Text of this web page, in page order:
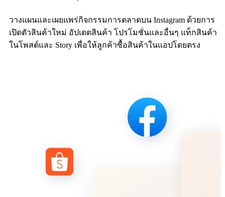
วางแผนและเผยแพร่กิจกรรมการตลาดบน Instagram ด้วยการ
เปิดตัวสินค้าใหม่ อัปเดตสินค้า โปรโมชั่นและอื่นๆ แท็กสินค้า
ในโพสต์และ Story เพื่อให้ลูกค้าซื้อสินค้าในแอปโดยตรง